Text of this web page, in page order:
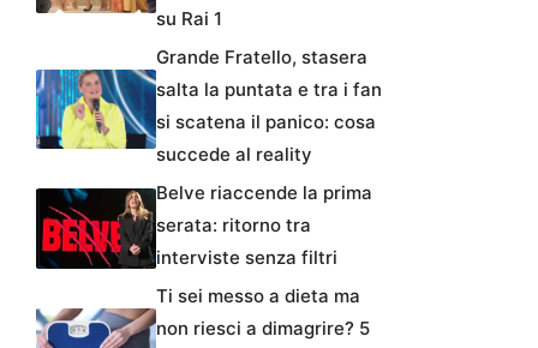
su Rai 1
Grande Fratello, stasera
salta la puntata e tra i fan
si scatena il panico: cosa
succede al reality
Belve riaccende la prima
serata: ritorno tra
interviste senza filtri
Ti sei messo a dieta ma
non riesci a dimagrire? 5